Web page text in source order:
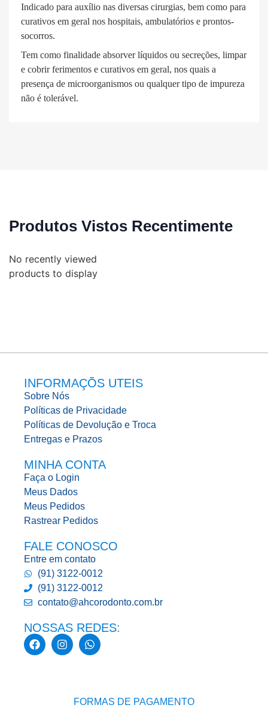
Indicado para auxílio nas diversas cirurgias, bem como para
curativos em geral nos hospitais, ambulatórios e prontos-
socorros.
Tem como finalidade absorver líquidos ou secreções, limpar
e cobrir ferimentos e curativos em geral, nos quais a
presença de microorganismos ou qualquer tipo de impureza
não é tolerável.
Produtos Vistos Recentimente
No recently viewed
products to display
INFORMAÇÕS UTEIS
Sobre Nós
Políticas de Privacidade
Políticas de Devolução e Troca
Entregas e Prazos
MINHA CONTA
Faça o Login
Meus Dados
Meus Pedidos
Rastrear Pedidos
FALE CONOSCO
Entre em contato
(91) 3122-0012
(91) 3122-0012
contato@ahcorodonto.com.br
NOSSAS REDES:
FORMAS DE PAGAMENTO